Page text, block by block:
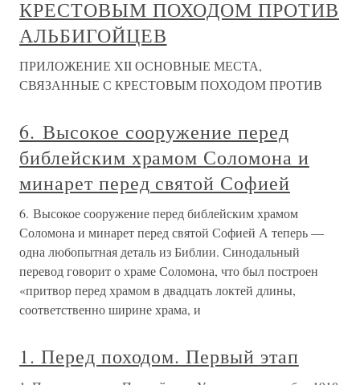
КРЕСТОВЫМ ПОХОДОМ ПРОТИВ
АЛЬБИГОЙЦЕВ
ПРИЛОЖЕНИЕ XII ОСНОВНЫЕ МЕСТА,
СВЯЗАННЫЕ С КРЕСТОВЫМ ПОХОДОМ ПРОТИВ
6. Высокое сооружение перед
библейским храмом Соломона и
минарет перед святой Софией
6. Высокое сооружение перед библейским храмом
Соломона и минарет перед святой Софией А теперь —
одна любопытная деталь из Библии. Синодальный
перевод говорит о храме Соломона, что был построен
«притвор перед храмом в двадцать локтей длины,
соответственно ширине храма, и
1. Перед походом. Первый этап